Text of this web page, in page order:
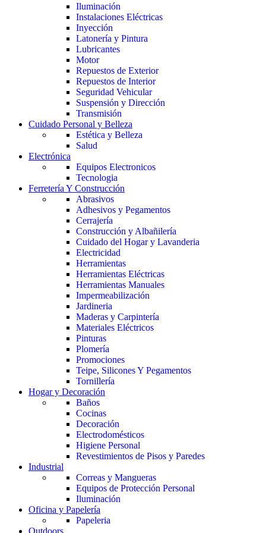
Iluminación
Instalaciones Eléctricas
Inyección
Latonería y Pintura
Lubricantes
Motor
Repuestos de Exterior
Repuestos de Interior
Seguridad Vehicular
Suspensión y Dirección
Transmisión
Cuidado Personal y Belleza
Estética y Belleza
Salud
Electrónica
Equipos Electronicos
Tecnologia
Ferretería Y Construcción
Abrasivos
Adhesivos y Pegamentos
Cerrajería
Construcción y Albañilería
Cuidado del Hogar y Lavanderia
Electricidad
Herramientas
Herramientas Eléctricas
Herramientas Manuales
Impermeabilización
Jardineria
Maderas y Carpintería
Materiales Eléctricos
Pinturas
Plomería
Promociones
Teipe, Silicones Y Pegamentos
Tornillería
Hogar y Decoración
Baños
Cocinas
Decoración
Electrodomésticos
Higiene Personal
Revestimientos de Pisos y Paredes
Industrial
Correas y Mangueras
Equipos de Protección Personal
Iluminación
Oficina y Papelería
Papeleria
Outdoors